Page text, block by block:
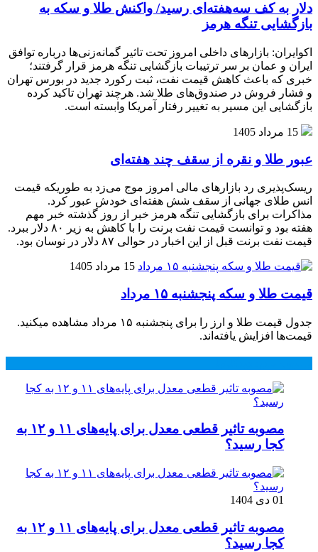
دلار به کف سه‌هفته‌ای رسید/ واکنش طلا و سکه به
بازگشایی تنگه هرمز
اکوایران: بازارهای داخلی امروز تحت تاثیر گمانه‌زنی‌ها درباره توافق
ایران و عمان بر سر ترتیبات بازگشایی تنگه هرمز قرار گرفتند؛
خبری که باعث کاهش قیمت نفت، ثبت رکورد جدید در بورس تهران
و فشار فروش در صندوق‌های طلا شد. هرچند تهران تاکید کرده
بازگشایی این مسیر به تغییر رفتار آمریکا وابسته است.
15 مرداد 1405
عبور طلا و نقره از سقف چند هفته‌ای
ریسک‌پذیری رد بازارهای مالی امروز موج می‌زد به طوریکه قیمت
انس طلای جهانی از سقف شش هفته‌ای خودش عبور کرد.
مذاکرات برای بازگشایی تنگه هرمز خبر از روز گذشته خبر مهم
هفته بود و توانست قیمت نفت برنت را با کاهش به زیر ۸۰ دلار ببرد.
قیمت نفت برنت قبل از این اخبار در حوالی ۸۷ دلار در نوسان بود.
15 مرداد 1405
قیمت طلا و سکه پنجشنبه ۱۵ مرداد
جدول قیمت طلا و ارز را برای پنجشنبه ۱۵ مرداد مشاهده میکنید.
قیمت‌ها افزایش یافته‌اند.
مصوبه تاثیر قطعی معدل برای پایه‌های ۱۱ و ۱۲ به
کجا رسید؟
01 دی 1404
مصوبه تاثیر قطعی معدل برای پایه‌های ۱۱ و ۱۲ به
کجا رسید؟